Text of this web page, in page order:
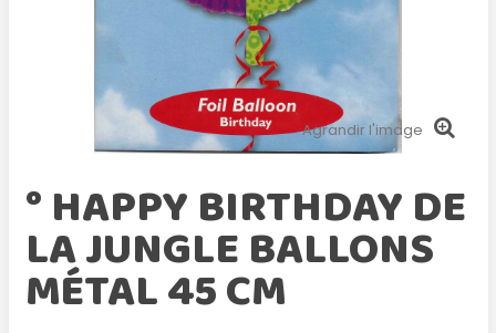
Agrandir l'image
° HAPPY BIRTHDAY DE
LA JUNGLE BALLONS
MÉTAL 45 CM